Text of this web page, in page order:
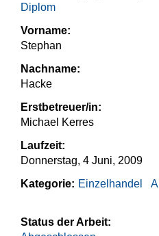
Diplom
Vorname:
Stephan
Nachname:
Hacke
Erstbetreuer/in:
Michael Kerres
Laufzeit:
Donnerstag, 4 Juni, 2009
Kategorie: Einzelhandel
Status der Arbeit: